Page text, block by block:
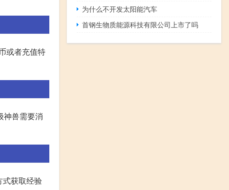
或者充值特
神兽需要消
获取经验
为什么不开发太阳能汽车
首钢生物质能源科技有限公司上市了吗